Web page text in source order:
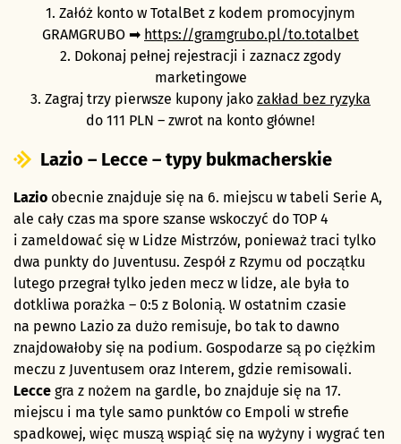
1. Załóż konto w TotalBet z kodem promocyjnym
GRAMGRUBO ➡ https://gramgrubo.pl/to.totalbet
2. Dokonaj pełnej rejestracji i zaznacz zgody
marketingowe
3. Zagraj trzy pierwsze kupony jako zakład bez ryzyka
do 111 PLN – zwrot na konto główne!
Lazio – Lecce – typy bukmacherskie
Lazio obecnie znajduje się na 6. miejscu w tabeli Serie A,
ale cały czas ma spore szanse wskoczyć do TOP 4
i zameldować się w Lidze Mistrzów, ponieważ traci tylko
dwa punkty do Juventusu. Zespół z Rzymu od początku
lutego przegrał tylko jeden mecz w lidze, ale była to
dotkliwa porażka – 0:5 z Bolonią. W ostatnim czasie
na pewno Lazio za dużo remisuje, bo tak to dawno
znajdowałoby się na podium. Gospodarze są po ciężkim
meczu z Juventusem oraz Interem, gdzie remisowali.
Lecce gra z nożem na gardle, bo znajduje się na 17.
miejscu i ma tyle samo punktów co Empoli w strefie
spadkowej, więc muszą wspiąć się na wyżyny i wygrać ten